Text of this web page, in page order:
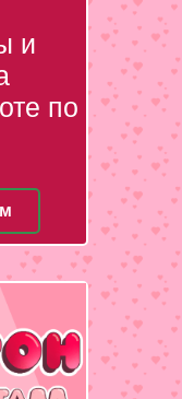
и
по